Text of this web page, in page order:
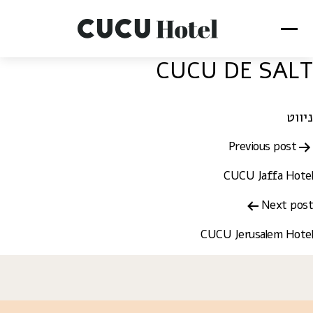
CUCU DE SALT
ניווט
Previous post
CUCU Jaffa Hotel
Next post
CUCU Jerusalem Hotel